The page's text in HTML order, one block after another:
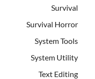
Survival
Survival Horror
System Tools
System Utility
Text Editing